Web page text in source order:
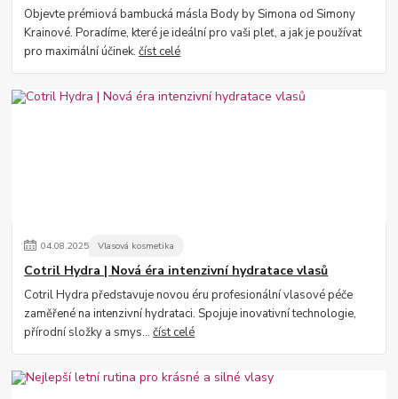
Objevte prémiová bambucká másla Body by Simona od Simony
Krainové. Poradíme, které je ideální pro vaši pleť, a jak je používat
pro maximální účinek.číst celé
04.08.2025 Vlasová kosmetika
Cotril Hydra | Nová éra intenzivní hydratace vlasů
Cotril Hydra představuje novou éru profesionální vlasové péče
zaměřené na intenzivní hydrataci. Spojuje inovativní technologie,
přírodní složky a smys...číst celé